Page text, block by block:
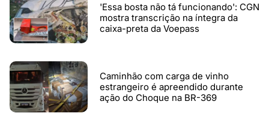
'Essa bosta não tá funcionando': CGN
mostra transcrição na íntegra da
caixa-preta da Voepass
Caminhão com carga de vinho
estrangeiro é apreendido durante
ação do Choque na BR-369